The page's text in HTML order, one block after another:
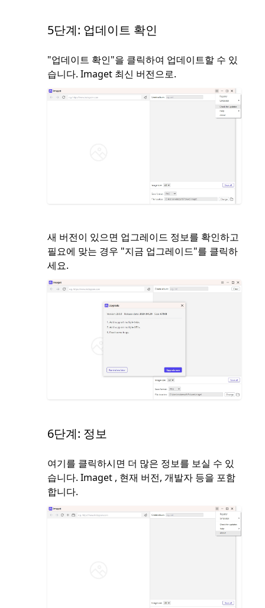
5단계: 업데이트 확인
"업데이트 확인"을 클릭하여 업데이트할 수 있
습니다. Imaget 최신 버전으로.
새 버전이 있으면 업그레이드 정보를 확인하고
필요에 맞는 경우 "지금 업그레이드"를 클릭하
세요.
6단계: 정보
여기를 클릭하시면 더 많은 정보를 보실 수 있
습니다. Imaget , 현재 버전, 개발자 등을 포함
합니다.